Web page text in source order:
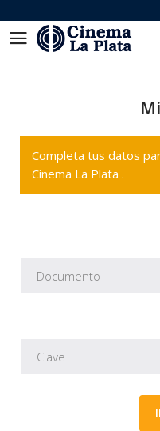
Completa tus datos
Cinema La Plata .